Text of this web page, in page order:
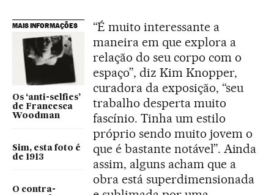
MAIS INFORMAÇÕES
Os ‘anti-selfies’
de Francesca
Woodman
Sim, esta foto é
de 1913
O contra-
“É muito interessante a
maneira em que explora a
relação do seu corpo com o
espaço”, diz Kim Knopper,
curadora da exposição, “seu
trabalho desperta muito
fascínio. Tinha um estilo
próprio sendo muito jovem o
que é bastante notável”. Ainda
assim, alguns acham que a
obra está superdimensionada